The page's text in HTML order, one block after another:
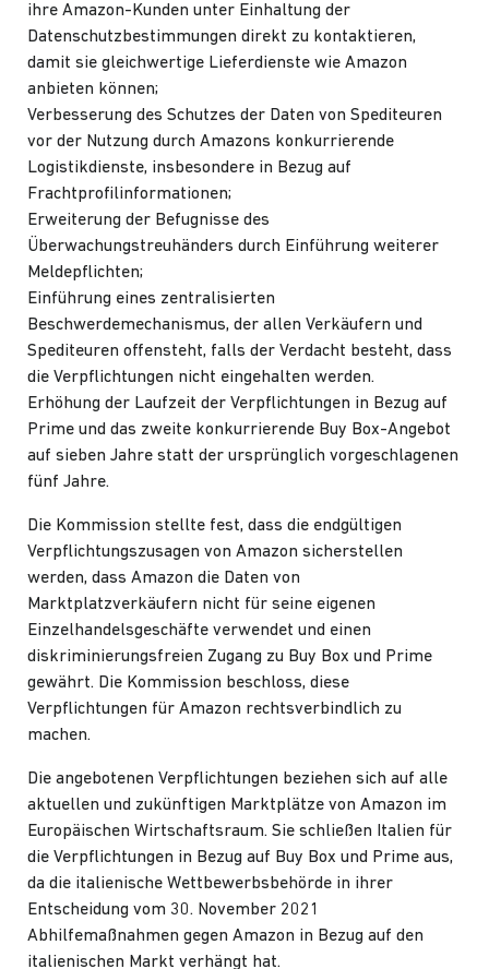
ihre Amazon-Kunden unter Einhaltung der
Datenschutzbestimmungen direkt zu kontaktieren,
damit sie gleichwertige Lieferdienste wie Amazon
anbieten können;
Verbesserung des Schutzes der Daten von Spediteuren
vor der Nutzung durch Amazons konkurrierende
Logistikdienste, insbesondere in Bezug auf
Frachtprofilinformationen;
Erweiterung der Befugnisse des
Überwachungstreuhänders durch Einführung weiterer
Meldepflichten;
Einführung eines zentralisierten
Beschwerdemechanismus, der allen Verkäufern und
Spediteuren offensteht, falls der Verdacht besteht, dass
die Verpflichtungen nicht eingehalten werden.
Erhöhung der Laufzeit der Verpflichtungen in Bezug auf
Prime und das zweite konkurrierende Buy Box-Angebot
auf sieben Jahre statt der ursprünglich vorgeschlagenen
fünf Jahre.
Die Kommission stellte fest, dass die endgültigen
Verpflichtungszusagen von Amazon sicherstellen
werden, dass Amazon die Daten von
Marktplatzverkäufern nicht für seine eigenen
Einzelhandelsgeschäfte verwendet und einen
diskriminierungsfreien Zugang zu Buy Box und Prime
gewährt. Die Kommission beschloss, diese
Verpflichtungen für Amazon rechtsverbindlich zu
machen.
Die angebotenen Verpflichtungen beziehen sich auf alle
aktuellen und zukünftigen Marktplätze von Amazon im
Europäischen Wirtschaftsraum. Sie schließen Italien für
die Verpflichtungen in Bezug auf Buy Box und Prime aus,
da die italienische Wettbewerbsbehörde in ihrer
Entscheidung vom 30. November 2021
Abhilfemaßnahmen gegen Amazon in Bezug auf den
italienischen Markt verhängt hat.